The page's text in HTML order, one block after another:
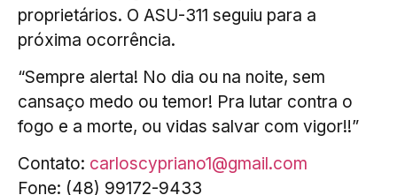
proprietários. O ASU-311 seguiu para a
próxima ocorrência.
“Sempre alerta! No dia ou na noite, sem
cansaço medo ou temor! Pra lutar contra o
fogo e a morte, ou vidas salvar com vigor!!”
Contato: carloscypriano1@gmail.com
Fone: (48) 99172-9433